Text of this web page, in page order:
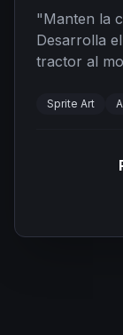
"Manten la
Desarrolla
tractor al
Sprite Art